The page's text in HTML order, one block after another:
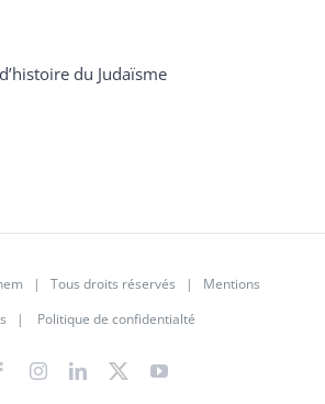
du Judaïsme
| Tous droits réservés | Mentions
| Politique de confidentialté
FacebookInstagramLinkedIn
X YouTube